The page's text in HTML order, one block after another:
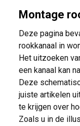
Montage
Deze pagina
rookkanaal in
Het uitzoeken
een kanaal kan
Deze
juiste artikelen
te krijgen over
Zoals u in de